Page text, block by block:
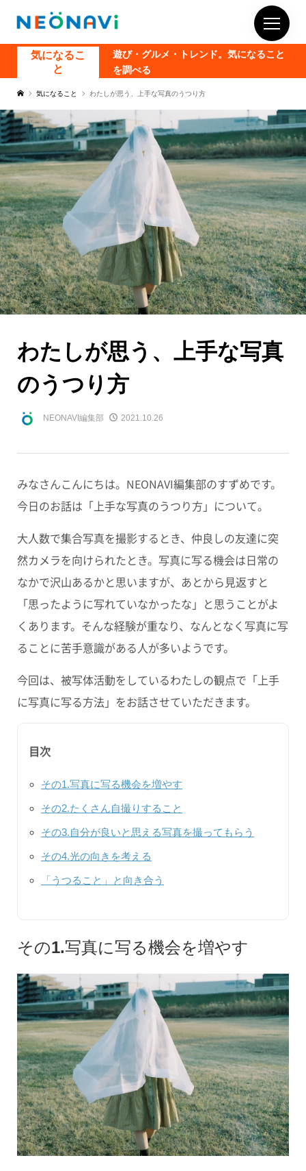
気になるこ
と
遊び・グルメ・トレンド。気になること
を調べる
気になること わたしが思う、上手な写真のうつり方
わたしが思う、上手な写真
のうつり方
NEONAVI編集部 2021.10.26
みなさんこんにちは。NEONAVI編集部のすずめです。
今日のお話は「上手な写真のうつり方」について。
大人数で集合写真を撮影するとき、仲良しの友達に突
然カメラを向けられたとき。写真に写る機会は日常の
なかで沢山あるかと思いますが、あとから見返すと
「思ったように写れていなかったな」と思うことがよ
くあります。そんな経験が重なり、なんとなく写真に写
ることに苦手意識がある人が多いようです。
今回は、被写体活動をしているわたしの観点で「上手
に写真に写る方法」をお話させていただきます。
目次
その1.写真に写る機会を増やす
その2.たくさん自撮りすること
その3.自分が良いと思える写真を撮ってもらう
その4.光の向きを考える
「うつること」と向き合う
その1.写真に写る機会を増やす